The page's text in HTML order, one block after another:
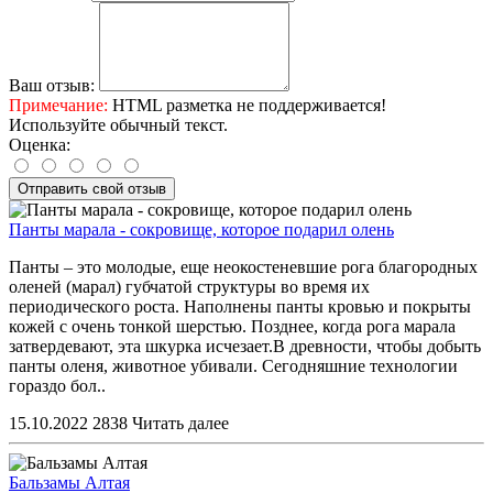
Ваш отзыв:
Примечание: HTML разметка не поддерживается!
Используйте обычный текст.
Оценка:
Отправить свой отзыв
Панты марала - сокровище, которое подарил олень
Панты – это молодые, еще неокостеневшие рога благородных
оленей (марал) губчатой структуры во время их
периодического роста. Наполнены панты кровью и покрыты
кожей с очень тонкой шерстью. Позднее, когда рога марала
затвердевают, эта шкурка исчезает.В древности, чтобы добыть
панты оленя, животное убивали. Сегодняшние технологии
гораздо бол..
15.10.2022 2838 Читать далее
Бальзамы Алтая